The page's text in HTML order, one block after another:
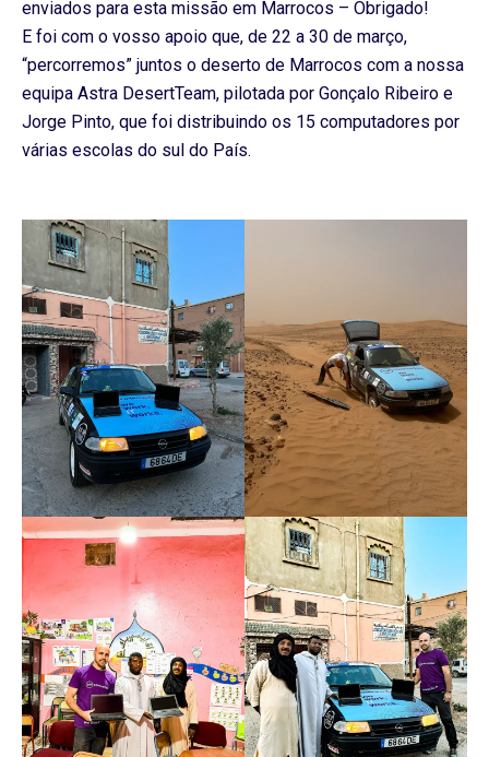
enviados para esta missão em Marrocos – Obrigado!
E foi com o vosso apoio que, de 22 a 30 de março,
“percorremos” juntos o deserto de Marrocos com a nossa
equipa Astra DesertTeam, pilotada por Gonçalo Ribeiro e
Jorge Pinto, que foi distribuindo os 15 computadores por
várias escolas do sul do País.